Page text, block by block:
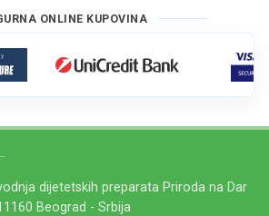
ONLINE KUPOVINA
dijetetskih preparata Priroda na Dar
Beograd - Srbija